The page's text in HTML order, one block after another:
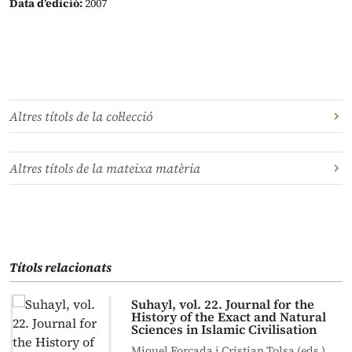
Data d’edició:2007
Altres títols de la col·lecció
Altres títols de la mateixa matèria
Títols relacionats
Suhayl, vol. 22. Journal for the
History of the Exact and Natural
Sciences in Islamic Civilisation